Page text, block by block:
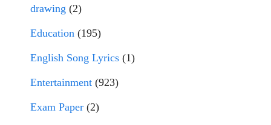
drawing (2)
Education (195)
English Song Lyrics (1)
Entertainment (923)
Exam Paper (2)